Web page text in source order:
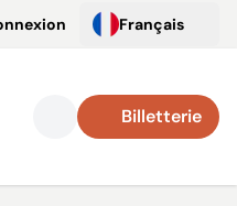
Français
Billetterie